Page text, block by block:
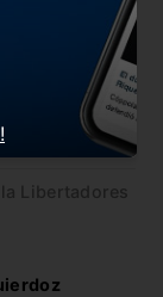
Libertadores